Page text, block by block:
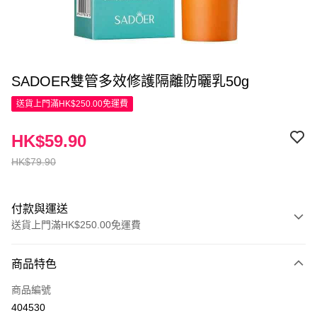
SADOER雙管多效修護隔離防曬乳50g
送貨上門滿HK$250.00免運費
HK$79.90
HK$59.90
付款與運送
送貨上門滿HK$250.00免運費
信用卡
Apple Pay
商品特色
商品編號
404530